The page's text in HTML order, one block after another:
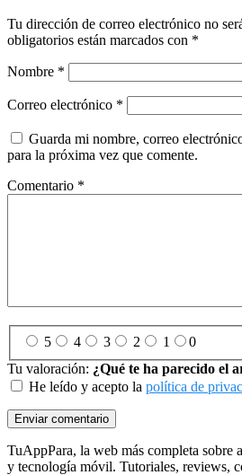
Tu dirección de correo electrónico no
obligatorios están marcados con *
Nombre *
Correo electrónico *
Guarda mi nombre, correo
para la próxima vez que comente.
Comentario *
5 4 3 2 1
0
Tu valoración: ¿Qué te ha parecido el
He leído y acepto la política de
Footer
TuAppPara, la web más completa sobre
y tecnología móvil. Tutoriales, reviews,